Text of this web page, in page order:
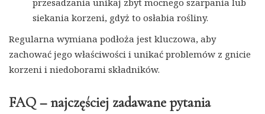
przesadzania unikaj zbyt mocnego szarpania lub
siekania korzeni, gdyż to osłabia rośliny.
Regularna wymiana podłoża jest kluczowa, aby
zachować jego właściwości i unikać problemów z gnicie
korzeni i niedoborami składników.
FAQ – najczęściej zadawane pytania